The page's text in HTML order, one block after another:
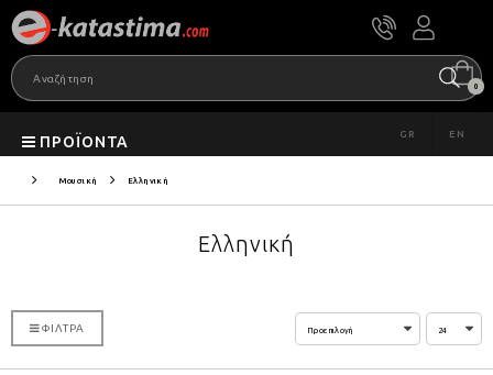
0
ΠΡΟΪΌΝΤΑ GR EN
Μουσική Ελληνική
Ελληνική
ΦΊΛΤΡΑ